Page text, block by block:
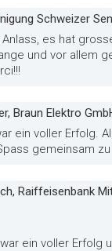
Schweizer
es hat
und vor allem
Braun Elektro
ein voller Erfolg.
gemeinsam zu
Raiffeisenbank
ein voller Erfolg